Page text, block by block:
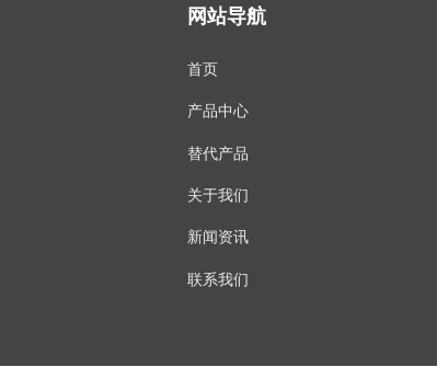
网站导航
首页
产品中心
替代产品
关于我们
新闻资讯
联系我们